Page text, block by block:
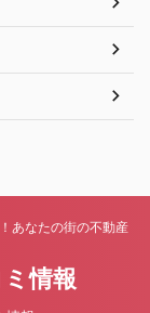
あなたの街の不動産
情報